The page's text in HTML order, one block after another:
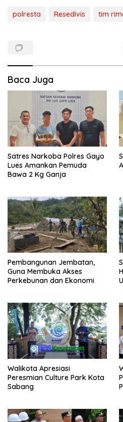
polresta Resedivis tim
Baca Juga
Satres Narkoba Polres Gayo
Lues Amankan Pemuda
Bawa 2 Kg Ganja
Pembangunan Jembatan,
Guna Membuka Akses
Perkebunan dan Ekonomi
Walikota Apresiasi
Peresmian Culture Park Kota
Sabang